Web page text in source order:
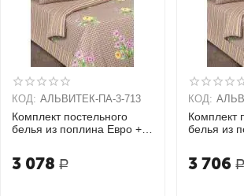
КОД: АЛЬВИТЕК-ПA-3-713
Комплект постельного
белья из поплина Евро + 2
3 078 Р
КОД:
Комплект
белья из
3 706 Р